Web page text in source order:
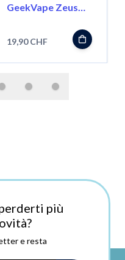
GeekVape Zeus
19,90 CHF
più
e resta